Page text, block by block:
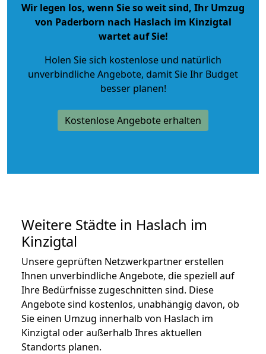
Wir legen los, wenn Sie so weit sind, Ihr Umzug
von Paderborn nach Haslach im Kinzigtal
wartet auf Sie!
Holen Sie sich kostenlose und natürlich
unverbindliche Angebote, damit Sie Ihr Budget
besser planen!
Kostenlose Angebote erhalten
Weitere Städte in Haslach im
Kinzigtal
Unsere geprüften Netzwerkpartner erstellen
Ihnen unverbindliche Angebote, die speziell auf
Ihre Bedürfnisse zugeschnitten sind. Diese
Angebote sind kostenlos, unabhängig davon, ob
Sie einen Umzug innerhalb von Haslach im
Kinzigtal oder außerhalb Ihres aktuellen
Standorts planen.